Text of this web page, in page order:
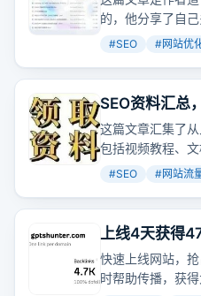
的，他分享了自
为，SEO是一个
析、网站搭建、
布、网站运营、
升、数据分析、
运营等。作者还
料，包括视频教
帮助读者更好地
#SEO #网站优
SEO资料汇总
这篇文章汇集了从
包括视频教程、
系统掌握SEO技
#SEO #网站流
上线4天获得
到的？
快速上线网站，
时帮助传播，获得